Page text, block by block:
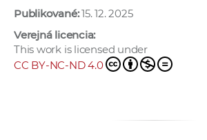
Publikované:15. 12. 2025
Verejná licencia:
This work is licensed under
CC BY-NC-ND 4.0